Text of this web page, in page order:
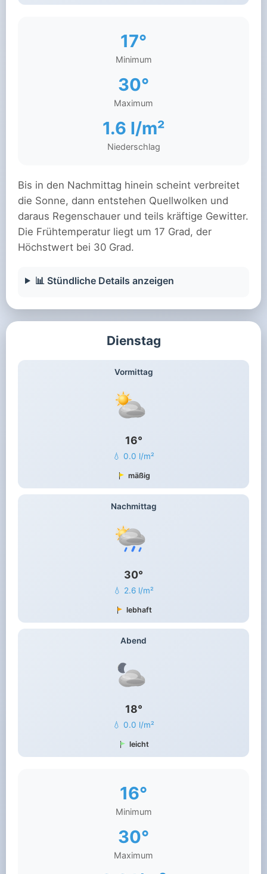
17°
Minimum
30°
Maximum
1.6 l/m²
Niederschlag
Bis in den Nachmittag hinein scheint verbreitet
die Sonne, dann entstehen Quellwolken und
daraus Regenschauer und teils kräftige Gewitter.
Die Frühtemperatur liegt um 17 Grad, der
Höchstwert bei 30 Grad.
📊 Stündliche Details anzeigen
Dienstag
Vormittag
16°
💧 0.0 l/m²
mäßig
Nachmittag
30°
💧 2.6 l/m²
lebhaft
Abend
18°
💧 0.0 l/m²
leicht
16°
Minimum
30°
Maximum